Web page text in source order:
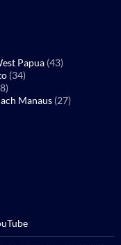
Papua (43)
(34)
Manaus (27)